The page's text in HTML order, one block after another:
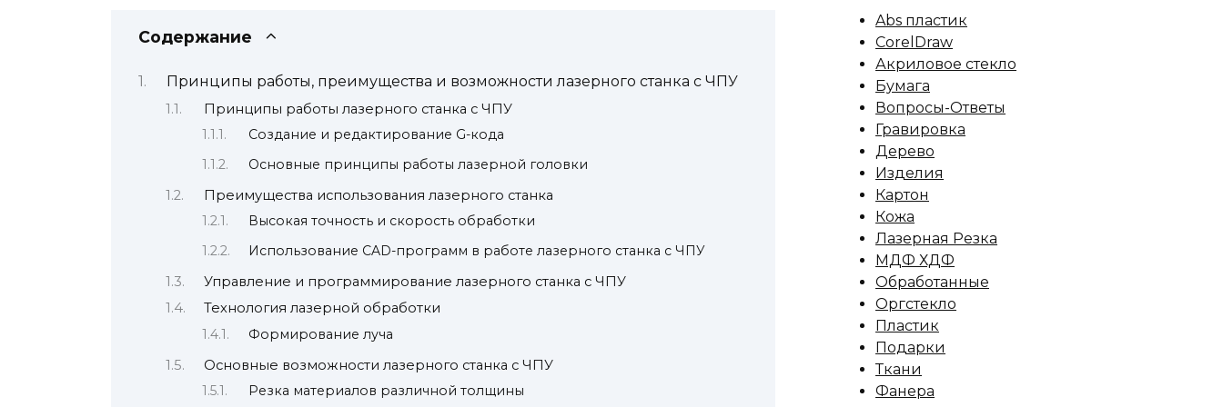
Содержание
Принципы работы, преимущества и возможности лазерного станка с ЧПУ
Принципы работы лазерного станка с ЧПУ
Создание и редактирование G-кода
Основные принципы работы лазерной головки
Преимущества использования лазерного станка
Высокая точность и скорость обработки
Использование CAD-программ в работе лазерного станка с ЧПУ
Управление и программирование лазерного станка с ЧПУ
Технология лазерной обработки
Формирование луча
Основные возможности лазерного станка с ЧПУ
Резка материалов различной толщины
Abs пластик
CorelDraw
Акриловое стекло
Бумага
Вопросы-Ответы
Гравировка
Дерево
Изделия
Картон
Кожа
Лазерная Резка
МДФ ХДФ
Обработанные
Оргстекло
Пластик
Подарки
Ткани
Фанера